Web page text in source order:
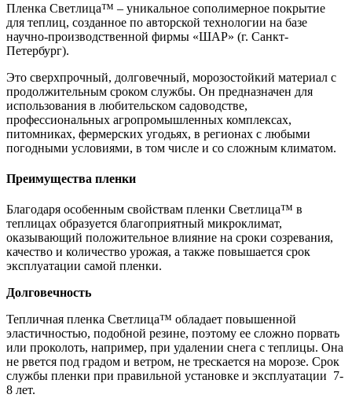
Пленка Светлица™ – уникальное сополимерное покрытие
для теплиц, созданное по авторской технологии на базе
научно-производственной фирмы «ШАР» (г. Санкт-
Петербург).
Это сверхпрочный, долговечный, морозостойкий материал с
продолжительным сроком службы. Он предназначен для
использования в любительском садоводстве,
профессиональных агропромышленных комплексах,
питомниках, фермерских угодьях, в регионах с любыми
погодными условиями, в том числе и со сложным климатом.
Преимущества пленки
Благодаря особенным свойствам пленки Светлица™ в
теплицах образуется благоприятный микроклимат,
оказывающий положительное влияние на сроки созревания,
качество и количество урожая, а также повышается срок
эксплуатации самой пленки.
Долговечность
Тепличная пленка Светлица™ обладает повышенной
эластичностью, подобной резине, поэтому ее сложно порвать
или проколоть, например, при удалении снега с теплицы. Она
не рвется под градом и ветром, не трескается на морозе. Срок
службы пленки при правильной установке и эксплуатации 7-
8 лет.